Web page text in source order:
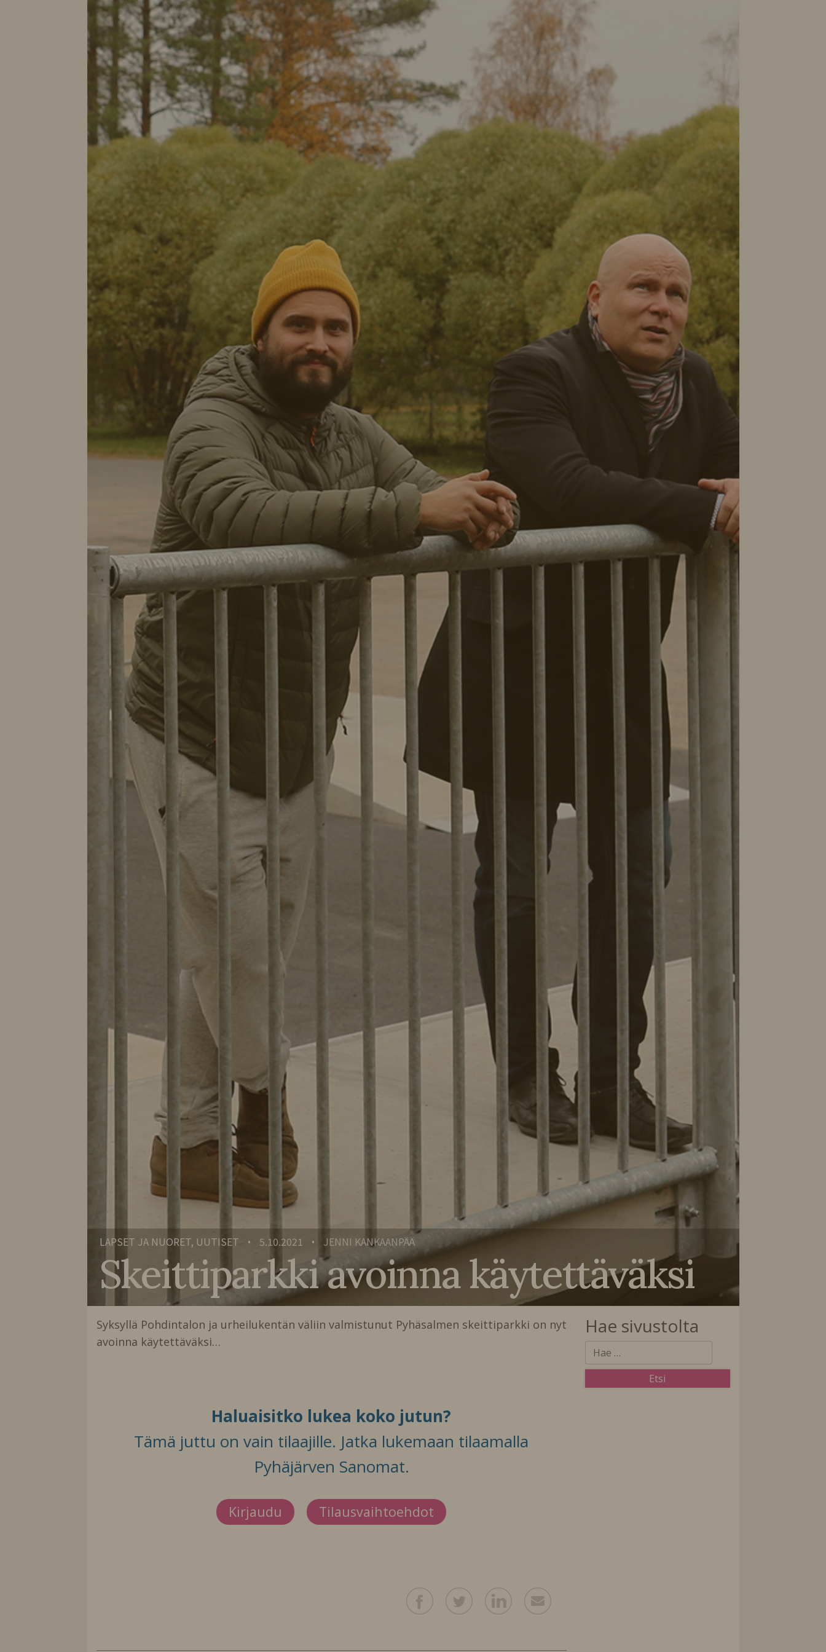
LAPSET JA NUORET, UUTISET • 5.10.2021 • JENNI KANKAANPÄÄ
Skeittiparkki avoinna käytettäväksi
Syksyllä Pohdintalon ja urheilukentän väliin valmistunut Pyhäsalmen skeittiparkki on nyt
avoinna käytettäväksi…
Haluaisitko lukea koko jutun?
Tämä juttu on vain tilaajille. Jatka lukemaan tilaamalla
Pyhäjärven Sanomat.
Kirjaudu Tilausvaihtoehdot
Hae sivustolta